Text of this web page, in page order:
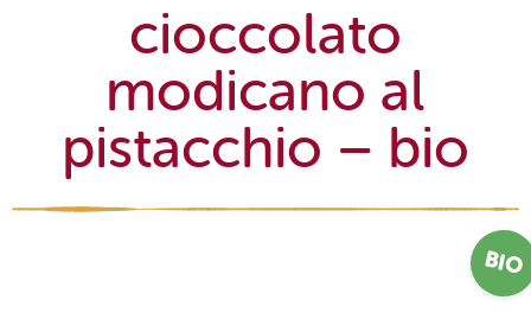
cioccolato
modicano al
pistacchio – bio
BIO